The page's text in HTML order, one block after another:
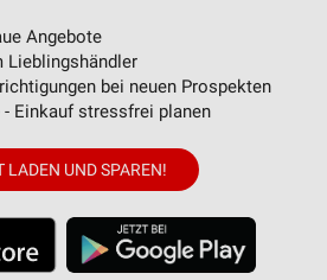
Angebote
Lieblingshändler
bei neuen Prospekten
Einkauf stressfrei planen
LADEN UND SPAREN!